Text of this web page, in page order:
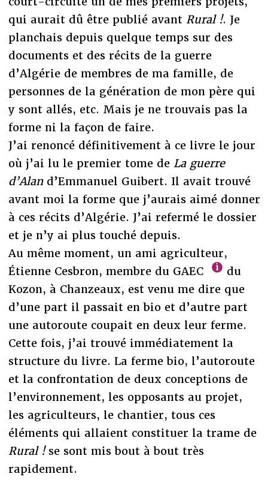
qui aurait dû être publié avant Rural !. Je
planchais depuis quelque temps sur des
documents et des récits de la guerre
d’Algérie de membres de ma famille, de
personnes de la génération de mon père qui
y sont allés, etc. Mais je ne trouvais pas la
forme ni la façon de faire.
J’ai renoncé définitivement à ce livre le jour
où j’ai lu le premier tome de La guerre
d’Aland’Emmanuel Guibert. Il avait trouvé
avant moi la forme que j’aurais aimé donner
à ces récits d’Algérie. J’ai refermé le dossier
et je n’y ai plus touché depuis.
Au même moment, un ami agriculteur,
Étienne Cesbron, membre du GAEC
du
Kozon, à Chanzeaux, est venu me dire que
d’une part il passait en bio et d’autre part
une autoroute coupait en deux leur ferme.
Cette fois, j’ai trouvé immédiatement la
structure du livre. La ferme bio, l’autoroute
et la confrontation de deux conceptions de
l’environnement, les opposants au projet,
les agriculteurs, le chantier, tous ces
éléments qui allaient constituer la trame de
Rural !se sont mis bout à bout très
rapidement.